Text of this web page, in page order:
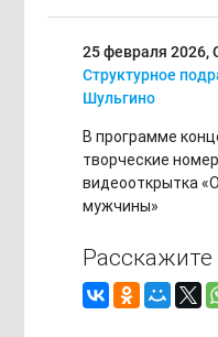
25 февраля 2026,
Структурное
Шульгино
В программе
творческие
видеооткрытка
мужчины»